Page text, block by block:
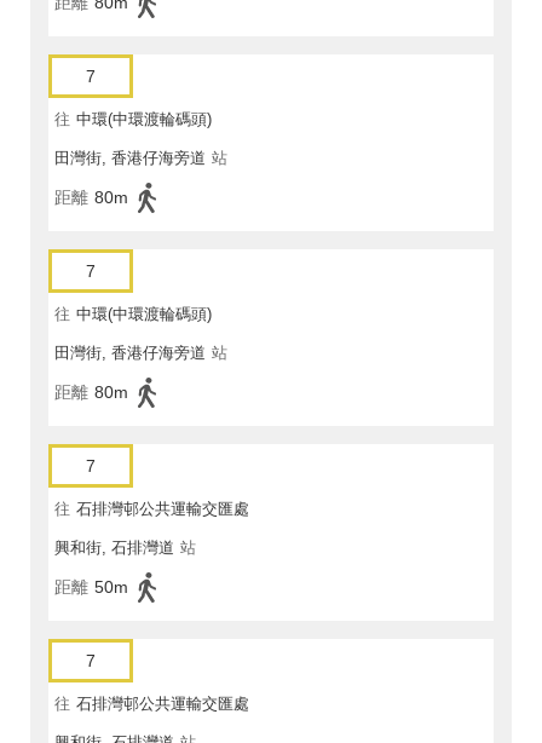
7
往 中環(中環渡輪碼頭)
田灣街, 香港仔海旁道 站
距離 80m
7
往 中環(中環渡輪碼頭)
田灣街, 香港仔海旁道 站
距離 80m
7
往 石排灣邨公共運輸交匯處
興和街, 石排灣道 站
距離 50m
7
往 石排灣邨公共運輸交匯處